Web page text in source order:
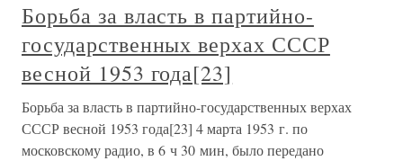
Борьба за власть в партийно-
государственных верхах СССР
весной 1953 года[23]
Борьба за власть в партийно-государственных верхах
СССР весной 1953 года[23] 4 марта 1953 г. по
московскому радио, в 6 ч 30 мин, было передано